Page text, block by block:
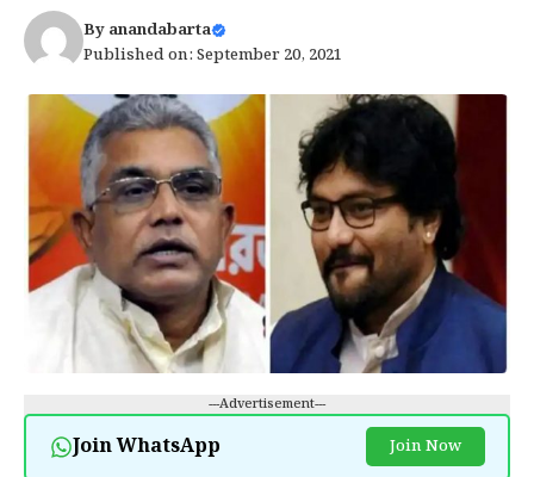
Byanandabarta
Published on: September 20, 2021
---Advertisement---
Join WhatsApp Join Now